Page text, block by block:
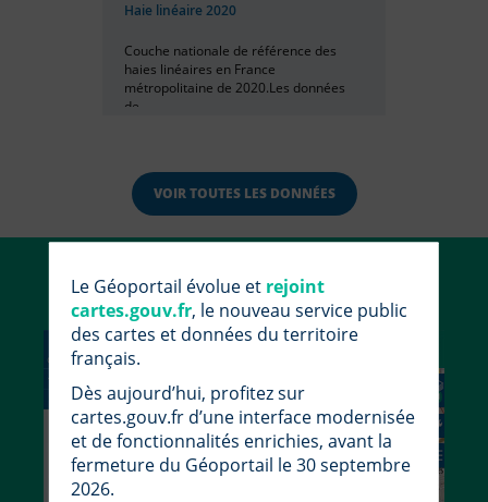
Le Géoportail évolue et rejoint
cartes.gouv.fr, le nouveau service public
des cartes et données du territoire
français.
Dès aujourd’hui, profitez sur
cartes.gouv.fr d’une interface modernisée
et de fonctionnalités enrichies, avant la
fermeture du Géoportail le 30 septembre
2026.
Haie linéaire 2020
Couche nationale de référence des
haies linéaires en France
métropolitaine de 2020.Les données
de...
VOIR TOUTES LES DONNÉES
Utiliser le Géoportail